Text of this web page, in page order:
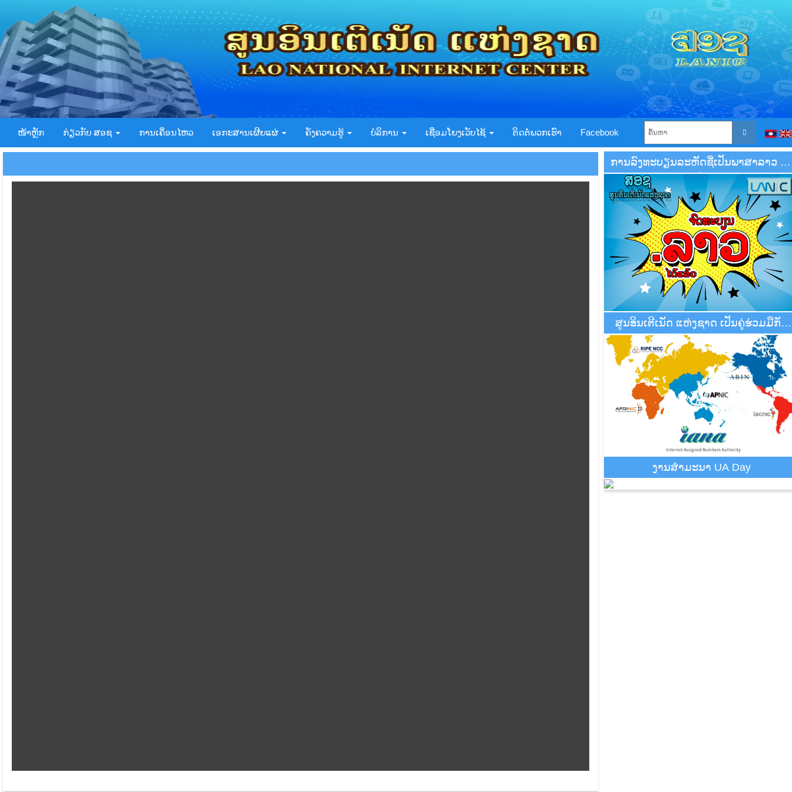
ໜ້າຫຼັກ ກ່ຽວກັບ ສອຊ ການເຄຶ່ອນໄຫວ ເອກະສານເຜີຍແຜ່ ຄັງຄວາມຮູ້ ບໍລິການ ເຊື່ອມໂຍງເວັບໄຊ້ ຕິດຕໍ່ພວກເຮົາ Facebook
ການລົງທະບຽນລະຫັດຊື່ເປັນພາສາລາວ ໄດ້
ແລ້ວ
ສູນອິນເຕີເນັດ ແຫ່ງຊາດ ເປັນຄູ່ຮ່ວມມືກັບ
APNIC
ງານສຳມະນາ UA Day